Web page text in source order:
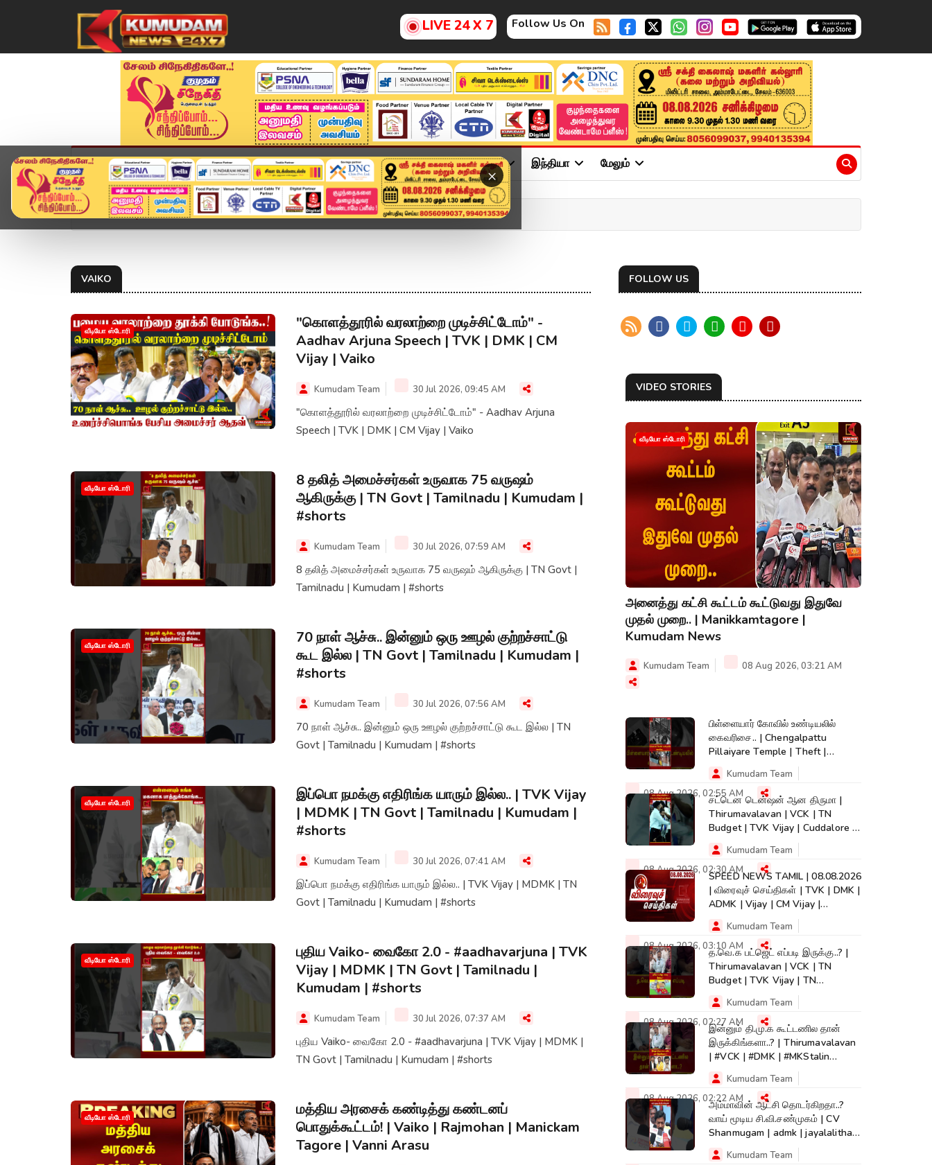
LIVE 24 X 7 Follow Us On
×
முகப்பு விளையாட்டு அண்மை தமிழ்நாடு சினிமா அரசியல் விளையாட்டு இந்தியா மேலும்
Home Topics Vaiko
VAIKO
வீடியோ ஸ்டோரி
"கொளத்தூரில் வரலாற்றை முடிச்சிட்டோம்" -
Aadhav Arjuna Speech | TVK | DMK | CM
Vijay | Vaiko
Kumudam Team 30 Jul 2026, 09:45 AM
"கொளத்தூரில் வரலாற்றை முடிச்சிட்டோம்" - Aadhav Arjuna
Speech | TVK | DMK | CM Vijay | Vaiko
வீடியோ ஸ்டோரி
8 தலித் அமைச்சர்கள் உருவாக 75 வருஷம்
ஆகிருக்கு | TN Govt | Tamilnadu | Kumudam |
#shorts
Kumudam Team 30 Jul 2026, 07:59 AM
8 தலித் அமைச்சர்கள் உருவாக 75 வருஷம் ஆகிருக்கு | TN Govt |
Tamilnadu | Kumudam | #shorts
வீடியோ ஸ்டோரி
70 நாள் ஆச்சு.. இன்னும் ஒரு ஊழல் குற்றச்சாட்டு
கூட இல்ல | TN Govt | Tamilnadu | Kumudam |
#shorts
Kumudam Team 30 Jul 2026, 07:56 AM
70 நாள் ஆச்சு.. இன்னும் ஒரு ஊழல் குற்றச்சாட்டு கூட இல்ல | TN
Govt | Tamilnadu | Kumudam | #shorts
வீடியோ ஸ்டோரி
இப்பொ நமக்கு எதிரிங்க யாரும் இல்ல.. | TVK Vijay
| MDMK | TN Govt | Tamilnadu | Kumudam |
#shorts
Kumudam Team 30 Jul 2026, 07:41 AM
இப்பொ நமக்கு எதிரிங்க யாரும் இல்ல.. | TVK Vijay | MDMK | TN
Govt | Tamilnadu | Kumudam | #shorts
வீடியோ ஸ்டோரி
புதிய Vaiko- வைகோ 2.0 - #aadhavarjuna | TVK
Vijay | MDMK | TN Govt | Tamilnadu |
Kumudam | #shorts
Kumudam Team 30 Jul 2026, 07:37 AM
புதிய Vaiko- வைகோ 2.0 - #aadhavarjuna | TVK Vijay | MDMK |
TN Govt | Tamilnadu | Kumudam | #shorts
வீடியோ ஸ்டோரி
மத்திய அரசைக் கண்டித்து கண்டனப்
பொதுக்கூட்டம்! | Vaiko | Rajmohan | Manickam
Tagore | Vanni Arasu
FOLLOW US
VIDEO STORIES
வீடியோ ஸ்டோரி
அனைத்து கட்சி கூட்டம் கூட்டுவது இதுவே
முதல் முறை.. | Manikkamtagore |
Kumudam News
Kumudam Team 08 Aug 2026, 03:21 AM
பிள்ளையார் கோவில் உண்டியலில்
கைவரிசை.. | Chengalpattu
Pillaiyare Temple | Theft |
KumudamNews
Kumudam Team
08 Aug 2026, 02:55 AMசட்டென டென்ஷன் ஆன திருமா |
Thirumavalavan | VCK | TN
Budget | TVK Vijay | Cuddalore |
#shorts
Kumudam Team
08 Aug 2026, 02:30 AMSPEED NEWS TAMIL | 08.08.2026
| விரைவுச் செய்திகள் | TVK | DMK |
ADMK | Vijay | CM Vijay |
Kumudam
Kumudam Team
08 Aug 2026, 03:10 AMத.வெ.க பட்ஜெட் எப்படி இருக்கு..? |
Thirumavalavan | VCK | TN
Budget | TVK Vijay | TN
Assembly
Kumudam Team
08 Aug 2026, 02:27 AMஇன்னும் தி.மு.க கூட்டணில தான்
இருக்கிங்களா..? | Thirumavalavan
| #VCK | #DMK | #MKStalin
#Kumudam
Kumudam Team
08 Aug 2026, 02:22 AMஅம்மாவின் ஆட்சி தொடர்கிறதா..?
வாய் மூடிய சி.வி.சண்முகம் | CV
Shanmugam | admk | jayalalithaa
| TVK
Kumudam Team